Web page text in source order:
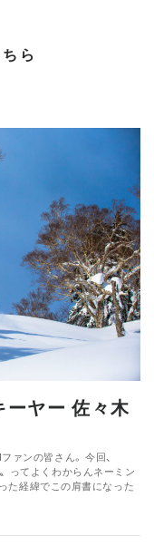
ら
ーヤー 佐々木
ァンの皆さん。 今回、
ってよくわからんネーミン
た経緯でこの肩書になった